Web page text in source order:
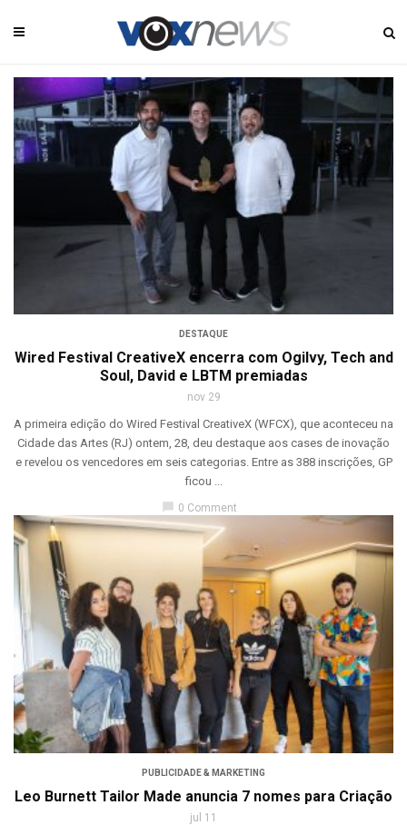
DESTAQUE
Wired Festival CreativeX encerra com Ogilvy, Tech and
Soul, David e LBTM premiadas
nov 29
A primeira edição do Wired Festival CreativeX (WFCX), que aconteceu na
Cidade das Artes (RJ) ontem, 28, deu destaque aos cases de inovação
e revelou os vencedores em seis categorias. Entre as 388 inscrições, GP
ficou ...
chat_bubble 0 Comment
PUBLICIDADE & MARKETING
Leo Burnett Tailor Made anuncia 7 nomes para Criação
jul 11